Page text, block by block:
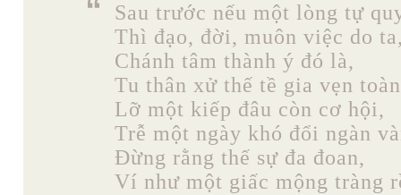
Sau trước nếu một lòng tự
Thì đạo, đời, muôn việc do
Chánh tâm thành ý đó là,
Tu thân xử thế tề gia vẹn
Lỡ một kiếp đâu còn cơ hội,
Trễ một ngày khó đổi ngàn
Đừng rằng thế sự đa đoan,
Ví như một giấc mộng tràng